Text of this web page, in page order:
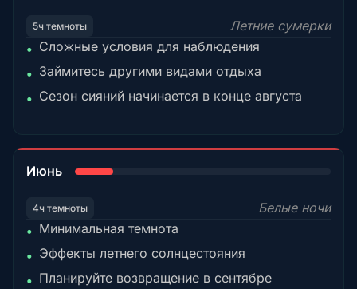
5ч темноты
Летние сумерки
• Сложные условия для наблюдения
• Займитесь другими видами отдыха
• Сезон сияний начинается в конце августа
Июнь
4ч темноты
Белые ночи
• Минимальная темнота
• Эффекты летнего солнцестояния
• Планируйте возвращение в сентябре